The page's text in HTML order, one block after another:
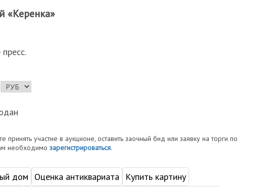
«Керенка»
принять участие в аукционе, оставить заочный бид или заявку на торги по
необходимо зарегистрироваться.
дом Оценка антиквариата
Купить картину